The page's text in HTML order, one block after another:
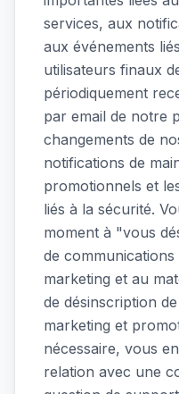
services, aux
aux événements
utilisateurs finaux
périodiquement
par email de notre
changements de
notifications de
promotionnels et
liés à la sécurité.
moment à "vous
de
marketing et au
de désinscription
marketing et
nécessaire, vous
relation avec une